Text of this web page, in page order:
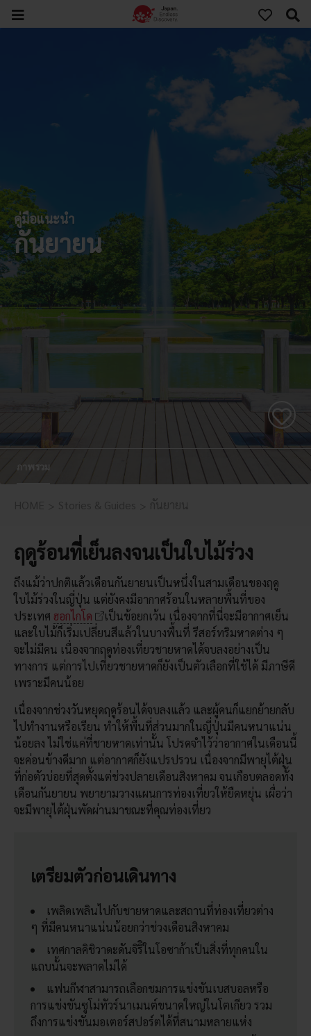
คู่มือแนะนำ
กันยายน
ภาพรวม
ฤดูร้อนที่เย็นลงจนเป็นใบไม้ร่วง
ถึงแม้ว่าปกติแล้วเดือนกันยายนเป็นหนึ่งในสามเดือนของฤดู
ใบไม้ร่วงในญี่ปุ่น แต่ยังคงมีอากาศร้อนในหลายพื้นที่ของ
ประเทศ ฮอกไกโด
เป็นข้อยกเว้น เนื่องจากที่นี่จะมีอากาศเย็น
และใบไม้ก็เริ่มเปลี่ยนสีแล้วในบางพื้นที่ รีสอร์ทริมหาดต่าง ๆ
จะไม่มีคน เนื่องจากฤดูท่องเที่ยวชายหาดได้จบลงอย่างเป็น
ทางการ แต่การไปเที่ยวชายหาดก็ยังเป็นตัวเลือกที่ใช้ได้ มีภาษีดี
เพราะมีคนน้อย
เนื่องจากช่วงวันหยุดฤดูร้อนได้จบลงแล้ว และผู้คนก็แยกย้ายกลับ
ไปทำงานหรือเรียน ทำให้พื้นที่ส่วนมากในญี่ปุ่นมีคนหนาแน่น
น้อยลง ไม่ใช่แค่ที่ชายหาดเท่านั้น โปรดจำไว้ว่าอากาศในเดือนนี้
จะค่อนข้างดีมาก แต่อากาศก็ยังแปรปรวน เนื่องจากมีพายุไต้ฝุ่น
ที่ก่อตัวบ่อยที่สุดตั้งแต่ช่วงปลายเดือนสิงหาคม จนเกือบตลอดทั้ง
เดือนกันยายน พยายามวางแผนการท่องเที่ยวให้ยืดหยุ่น เผื่อว่า
จะมีพายุไต้ฝุ่นพัดผ่านมาขณะที่คุณท่องเที่ยว
เตรียมตัวก่อนเดินทาง
เพลิดเพลินไปกับชายหาดและสถานที่ท่องเที่ยวต่าง
ๆ ที่มีคนหนาแน่นน้อยกว่าช่วงเดือนสิงหาคม
เทศกาลคิชิวาดะดันจิริิในโอซาก้าเป็นสิ่งที่ทุกคนใน
แถบนั้นจะพลาดไม่ได้
แฟนกีฬาสามารถเลือกชมการแข่งขันเบสบอลหรือ
การแข่งขันซูโม่ทัวร์นาเมนต์ขนาดใหญ่ในโตเกียว รวม
ถึงการแข่งขันมอเตอร์สปอร์ตได้ที่สนามหลายแห่ง